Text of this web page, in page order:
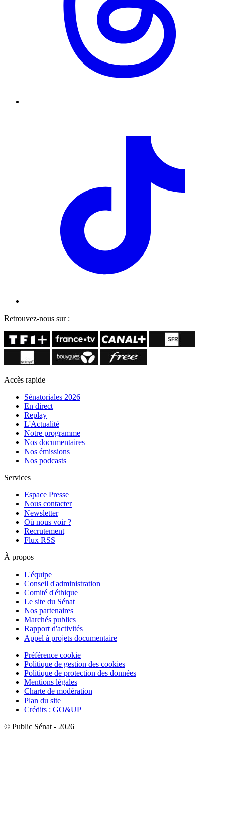
Retrouvez-nous sur :
Accès rapide
Sénatoriales 2026
En direct
Replay
L'Actualité
Notre programme
Nos documentaires
Nos émissions
Nos podcasts
Services
Espace Presse
Nous contacter
Newsletter
Où nous voir ?
Recrutement
Flux RSS
À propos
L'équipe
Conseil d'administration
Comité d'éthique
Le site du Sénat
Nos partenaires
Marchés publics
Rapport d'activités
Appel à projets documentaire
Préférence cookie
Politique de gestion des cookies
Politique de protection des données
Mentions légales
Charte de modération
Plan du site
Crédits : GO&UP
© Public Sénat - 2026